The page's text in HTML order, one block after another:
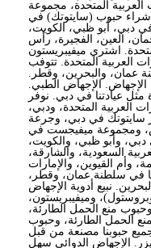
المتحدة، مجموعة
حبوب (سايتوتك) في
دبي، أبو ظبي، الكويت،
العين، الفجيرة، رأس
اشتري ميفيبريستون
العربية المتحدة. تتوفب
عمان، والبحرين، وقطر.
الإجهاض الطبي.
عيادتنا في دبي. نوفر
العربية المتحدة، ودبي،
سايتوتك في دبي، وجرعة
ومجموعة ميفيجست في
وأبو ظبي، والكويت،
السعودية، والشارقة،
وأم القيوين، والإمارات
في سلطنة عمان، وقطر،
نبيع أدوية الإجهاض
200 ملغ (ميزوبروستول)، وميفيبريستون،
منع الحمل الطارئة،
الحمل الطارئة، وحبوب
جميع حبوبنا مصنعة من قبل
الإجهاض الدوائي سهل